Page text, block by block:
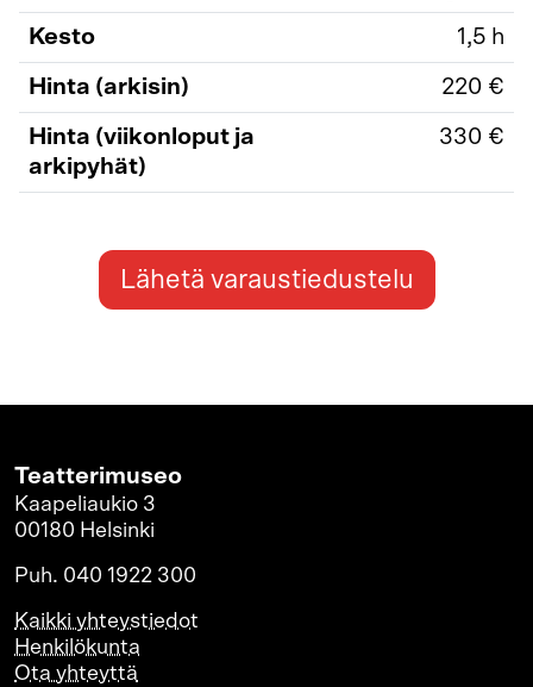
Kesto 1,5 h
Hinta (arkisin) 220 €
Hinta (viikonloput ja
arkipyhät)
330 €
Lähetä varaustiedustelu
Teatterimuseo
Kaapeliaukio 3
00180 Helsinki
Puh. 040 1922 300
Kaikki yhteystiedot
Henkilökunta
Ota yhteyttä